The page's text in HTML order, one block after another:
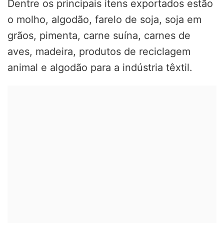
Dentre os principais itens exportados estão
o molho, algodão, farelo de soja, soja em
grãos, pimenta, carne suína, carnes de
aves, madeira, produtos de reciclagem
animal e algodão para a indústria têxtil.